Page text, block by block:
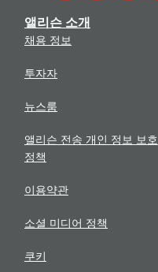
앨리슨 소개
채용 정보
투자자
뉴스룸
앨리슨 전송 개인 정보 보호
정책
이용약관
소셜 미디어 정책
쿠키